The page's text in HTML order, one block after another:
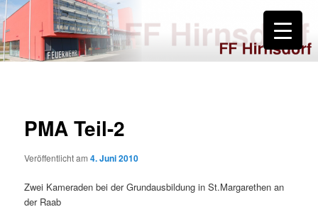
Zum
primären
Inhalt
springenFF Hirnsdorf
PMA Teil-2
Veröffentlicht am4. Juni 2010
Zwei Kameraden bei der Grundausbildung in St.Margarethen an
der Raab